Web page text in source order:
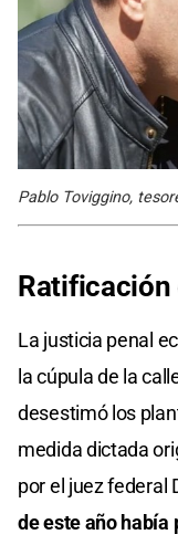
Pablo Toviggino,
Ratificación
La justicia penal
la cúpula de la
desestimó los
medida dictada
por el juez federal
de este año había